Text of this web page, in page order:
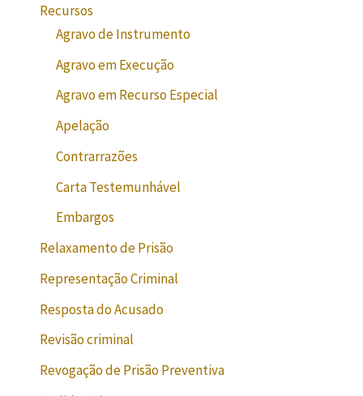
Recursos
Agravo de Instrumento
Agravo em Execução
Agravo em Recurso Especial
Apelação
Contrarrazões
Carta Testemunhável
Embargos
Relaxamento de Prisão
Representação Criminal
Resposta do Acusado
Revisão criminal
Revogação de Prisão Preventiva